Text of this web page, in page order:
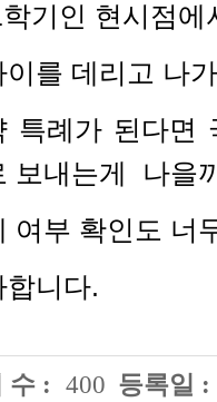
학기인 현시점
이를 데리고 나
특례가 된다면
보내는게 나을
여부 확인도 너
합니다.
수 : 400 등록일 :